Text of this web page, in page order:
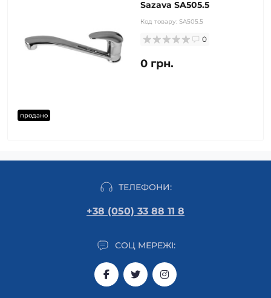
продано
Sazava SA505.5
Код товару: SA505.5
0
0 грн.
ТЕЛЕФОНИ:
+38 (050) 33 88 11 8
СОЦ МЕРЕЖІ: